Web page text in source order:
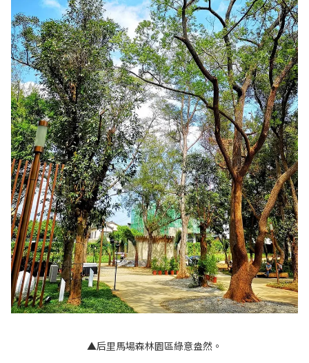
▲后里馬場森林園區綠意盎然。